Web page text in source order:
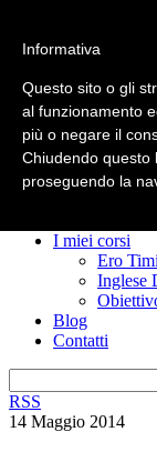
Home
Nuovo? Inizia
Risorse
I miei corsi
Ero
Inglese
Blog
Contatti
RSS
14 Maggio 2014
Informativa
Questo sito o gli
al funzionamento
più o negare il
Chiudendo questo
proseguendo la